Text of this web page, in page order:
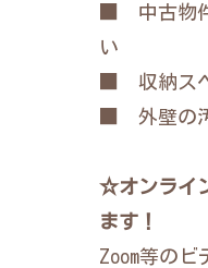
■ 中古物
い
■ 収納ス
■ 外壁の
☆オンライ
ます！
Zoom等の